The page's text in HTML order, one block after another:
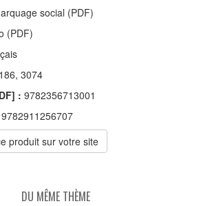
social (PDF)
(PDF)
3074
: 9782356713001
9782911256707
produit sur votre site
DU MÊME THÈME